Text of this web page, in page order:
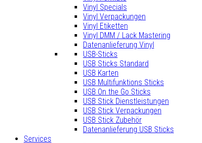
Vinyl Specials
Vinyl Verpackungen
Vinyl Etiketten
Vinyl DMM / Lack Mastering
Datenanlieferung Vinyl
USB-Sticks
USB Sticks Standard
USB Karten
USB Multifunktions Sticks
USB On the Go Sticks
USB Stick Dienstleistungen
USB Stick Verpackungen
USB Stick Zubehör
Datenanlieferung USB Sticks
Services